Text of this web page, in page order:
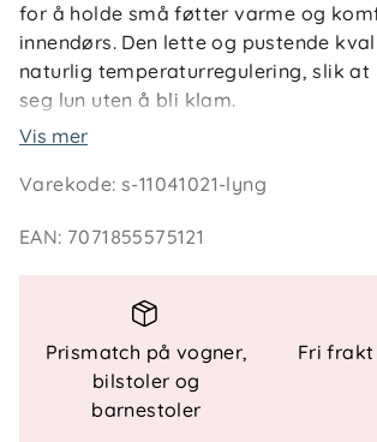
for å holde små føtter varme og
innendørs. Den lette og pustende
naturlig temperaturregulering, slik at
seg lun uten å bli klam.
barnehagen eller på besøk. Den myke
samtidig som de sitter behagelig på
både barnet og naturen.
Teknisk informasjon
Vis mer
Varekode:s-11041021-lyng
EAN: 7071855575121
Prismatch på vogner,
bilstoler og
barnestoler
Fri frakt